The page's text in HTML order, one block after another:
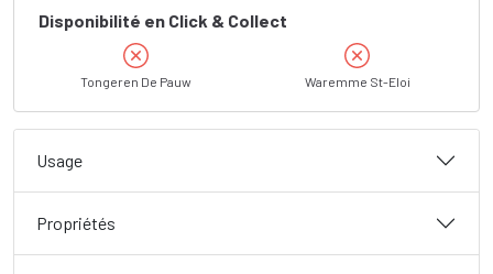
Disponibilité en Click & Collect
Tongeren De Pauw Waremme St-Eloi
Usage
Propriétés